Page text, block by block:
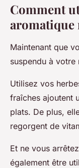
Comment
aromatique
Maintenant que
suspendu à votre
Utilisez vos
fraîches ajoutent
plats. De plus,
regorgent de
Et ne vous
également être